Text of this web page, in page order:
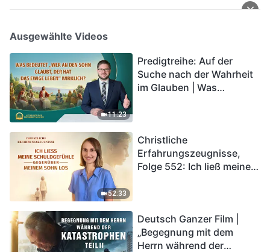
Ausgewählte Videos
11:23
Predigtreihe: Auf der
Suche nach der Wahrheit
im Glauben | Was
52:33
Christliche
Erfahrungszeugnisse,
Folge 552: Ich ließ meine
Deutsch Ganzer Film |
„Begegnung mit dem
Herrn während der